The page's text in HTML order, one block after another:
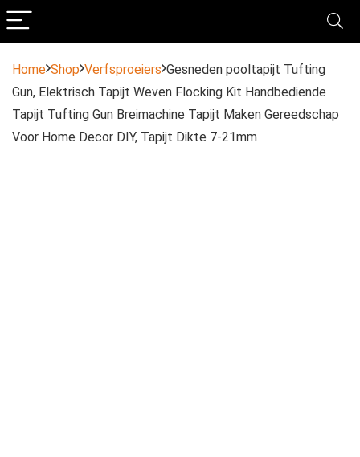
Home Shop Verfsproeiers Gesneden pooltapijt Tufting
Gun, Elektrisch Tapijt Weven Flocking Kit Handbediende
Tapijt Tufting Gun Breimachine Tapijt Maken Gereedschap
Voor Home Decor DIY, Tapijt Dikte 7-21mm